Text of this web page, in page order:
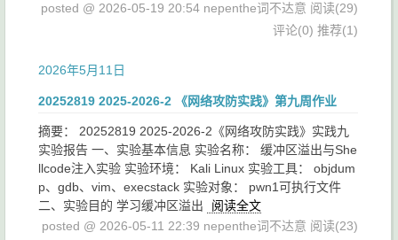
posted @ 2026-05-19 20:54 nepenthe词不达意 阅读(29)
评论(0) 推荐(1)
2026年5月11日
20252819 2025-2026-2 《网络攻防实践》第九周作业
摘要： 20252819 2025-2026-2《网络攻防实践》实践九
实验报告 一、实验基本信息 实验名称： 缓冲区溢出与She
llcode注入实验 实验环境： Kali Linux 实验工具： objdum
p、gdb、vim、execstack 实验对象： pwn1可执行文件
二、实验目的 学习缓冲区溢出
阅读全文
posted @ 2026-05-11 22:39 nepenthe词不达意 阅读(23)